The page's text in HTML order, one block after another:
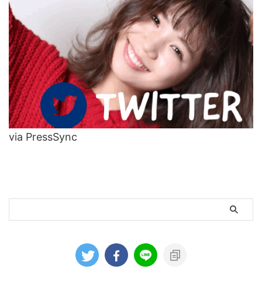
via PressSync